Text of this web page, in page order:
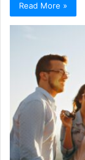
Read More »